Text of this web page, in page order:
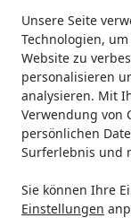
Unsere Seite
Technologien,
Website zu
personalisieren
analysieren. Mit
Verwendung von
persönlichen
Surferlebnis und
Sie können Ihre
Einstellungen
Spare bis zu
Startseite
XPEAR
XPEAR
Wählen